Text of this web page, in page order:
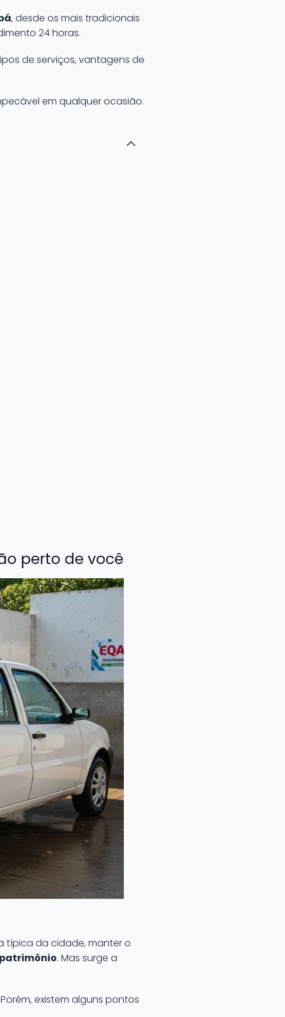
, desde os mais tradicionais
24 horas.
de serviços, vantagens de
em qualquer ocasião.
perto de você
típica da cidade, manter o
. Mas surge a
existem alguns pontos